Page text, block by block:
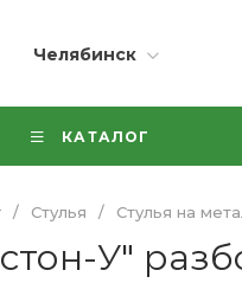
Челябинск
КАТАЛОГ
/ Стулья / Стулья на
У"